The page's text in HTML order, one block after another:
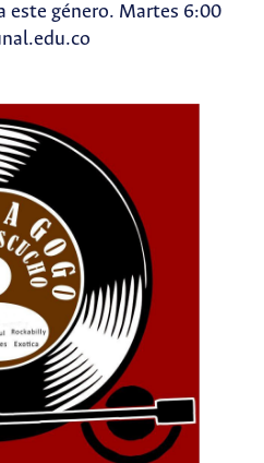
este género. Martes 6:00